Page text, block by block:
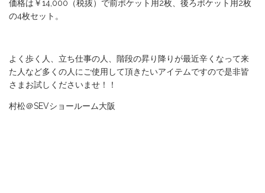
価格は￥14,000（税抜）で前ポケット用2枚、後ろポケット用2枚
の4枚セット。
よく歩く人、立ち仕事の人、階段の昇り降りが最近辛くなって来
た人など多くの人にご使用して頂きたいアイテムですので是非皆
さまお試しくださいませ！！
村松＠SEVショールーム大阪